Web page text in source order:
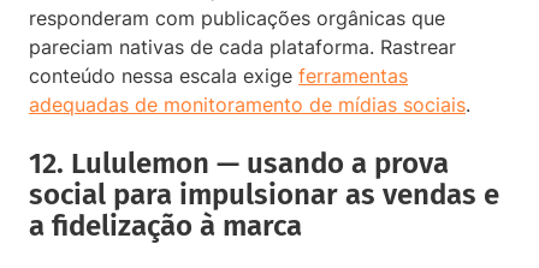
responderam com publicações orgânicas que
pareciam nativas de cada plataforma. Rastrear
conteúdo nessa escala exige ferramentas
adequadas de monitoramento de mídias sociais.
12. Lululemon — usando a prova
social para impulsionar as vendas e
a fidelização à marca